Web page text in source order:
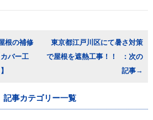
根の補修
バー工
東京都江戸川区にて暑さ対策
で屋根を遮熱工事！！
記事カテゴリー一覧